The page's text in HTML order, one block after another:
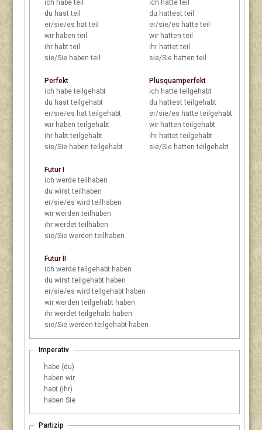
ich habe teil
du hast teil
er/sie/es hat teil
wir haben teil
ihr habt teil
sie/Sie haben teil
ich hatte teil
du hattest teil
er/sie/es hatte teil
wir hatten teil
ihr hattet teil
sie/Sie hatten teil
Perfekt
ich habe teilgehabt
du hast teilgehabt
er/sie/es hat teilgehabt
wir haben teilgehabt
ihr habt teilgehabt
sie/Sie haben teilgehabt
Plusquamperfekt
ich hatte teilgehabt
du hattest teilgehabt
er/sie/es hatte teilgehabt
wir hatten teilgehabt
ihr hattet teilgehabt
sie/Sie hatten teilgehabt
Futur I
ich werde teilhaben
du wirst teilhaben
er/sie/es wird teilhaben
wir werden teilhaben
ihr werdet teilhaben
sie/Sie werden teilhaben
Futur II
ich werde teilgehabt haben
du wirst teilgehabt haben
er/sie/es wird teilgehabt haben
wir werden teilgehabt haben
ihr werdet teilgehabt haben
sie/Sie werden teilgehabt haben
Imperativ
habe (du)
haben wir
habt (ihr)
haben Sie
Partizip